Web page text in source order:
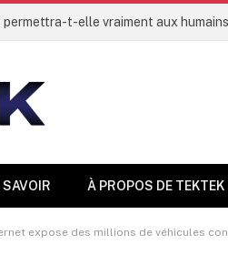
SAVOIR À PROPOS DE TEKTEK
expose des millions de véhicules